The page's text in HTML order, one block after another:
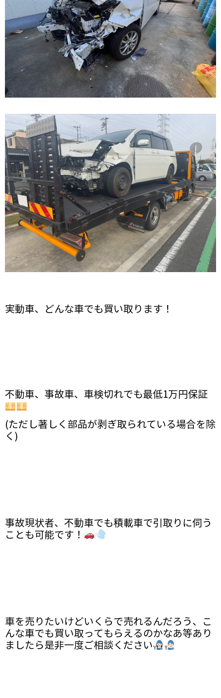
実動車、どんな車でも買い取ります！
不動車、事故車、車検切れでも最低1万円保証
(ただし著しく部品が剥ぎ取られている場合を除
く)
事故現状者、不動車でも積載車で引取りに伺う
ことも可能です！
車を売りたいけどいくらで売れるんだろう、こ
んな車でも買い取ってもらえるのかなあ等あり
ましたら是非一度ご相談ください